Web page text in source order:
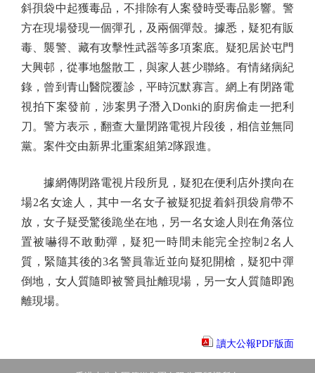
斜孭袋中起獲毒品，不排除有人案發時受毒品影響。警
方在現場發現一個彈孔，及兩個彈殼。據悉，疑犯有販
毒、襲警、藏有攻擊性武器等多項案底。疑犯居於屯門
大興邨，從事地盤散工，與家人甚少聯絡。有情緒病紀
錄，曾到青山醫院覆診，平時沉默寡言。網上有閉路電
視拍下案發前，涉案男子潛入Donki的廚房偷走一把利
刀。警方表示，翻查大量閉路電視片段後，相信並無同
黨。案件交由新界北重案組第2隊跟進。
據網傳閉路電視片段所見，疑犯在便利店外撲向在
場2名女途人，其中一名女子被疑犯捉着斜孭袋肩帶不
放，女子疑受驚後跪坐在地，另一名女途人則在角落位
置被嚇得不敢動彈，疑犯一時間未能完全控制2名人
質，緊隨其後的3名警員靠近並向疑犯開槍，疑犯中彈
倒地，女人質隨即被警員扯離現場，另一女人質隨即跑
離現場。
讀大公報PDF版面